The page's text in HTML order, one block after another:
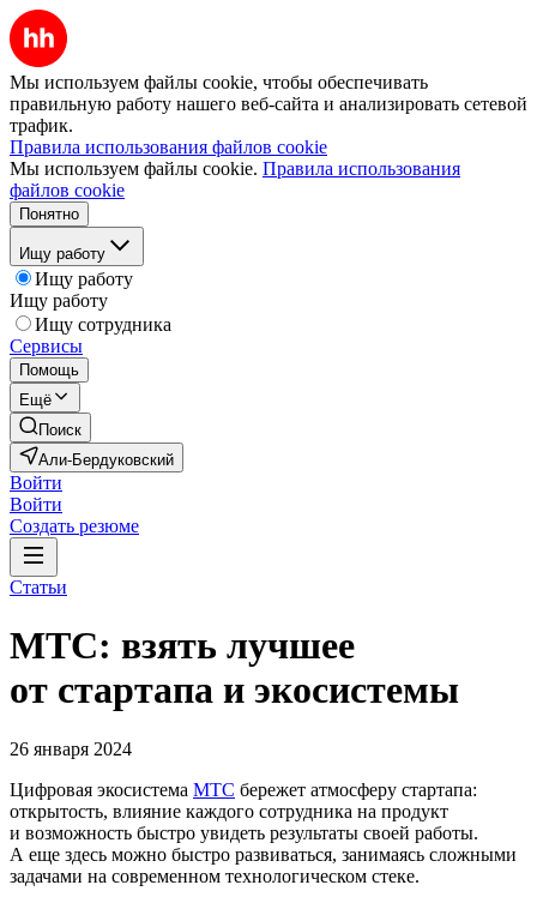
Мы используем файлы cookie, чтобы обеспечивать
правильную работу нашего веб-сайта и анализировать сетевой
трафик.
Правила использования файлов cookie
Мы используем файлы cookie. Правила использования
файлов cookie
Понятно
Ищу работу
Ищу работу
Ищу работу
Ищу сотрудника
Сервисы
Помощь
Ещё
Поиск
Али-Бердуковский
Войти
Войти
Создать резюме
Статьи
МТС: взять лучшее
от стартапа и экосистемы
26 января 2024
Цифровая экосистема МТС бережет атмосферу стартапа:
открытость, влияние каждого сотрудника на продукт
и возможность быстро увидеть результаты своей работы.
А еще здесь можно быстро развиваться, занимаясь сложными
задачами на современном технологическом стеке.